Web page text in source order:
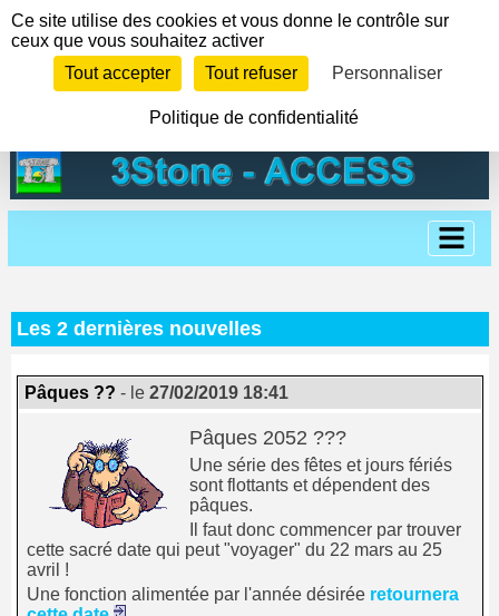
Les 2 dernières nouvelles
Pâques ?? - le 27/02/2019 18:41
Pâques 2052 ???
Une série des fêtes et jours fériés
sont flottants et dépendent des
pâques.
Il faut donc commencer par trouver
cette sacré date qui peut "voyager" du 22 mars au 25
avril !
Une fonction alimentée par l'année désirée retournera
Panneau de gestion des cookies
Ce site utilise des cookies et vous donne le contrôle sur
ceux que vous souhaitez activer
Tout accepter
Tout refuser Personnaliser
Politique de confidentialité